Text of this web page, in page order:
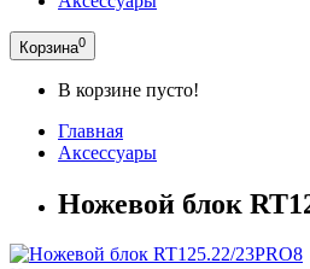
Корзина0
В корзине пусто!
Главная
Аксессуары
Ножевой блок